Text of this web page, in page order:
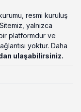
resmi kuruluş
yalnızca
platformdur ve
yoktur. Daha
ulaşabilirsiniz.